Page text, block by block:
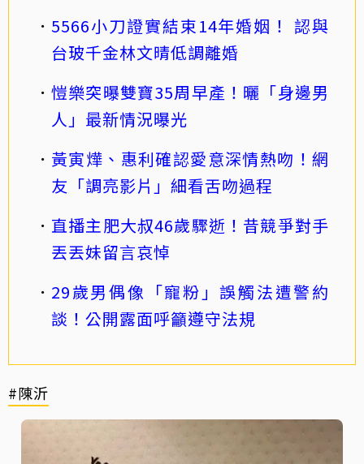
5566小刀證實結束14年婚姻！ 認與
台玻千金林文晴低調離婚
愷樂突曝雙寶35周早產！曬「身邊男
人」最新情況曝光
黃寅燁、惠利確認愛意深情熱吻！網
友「調亮影片」細看舌吻過程
直播主肥大叔46歲驟逝！昔競爭對手
丟丟妹留言哀悼
29歲男偶像「寵粉」誤觸法遭警約
談！公開露面呼籲遵守法規
#陳沂